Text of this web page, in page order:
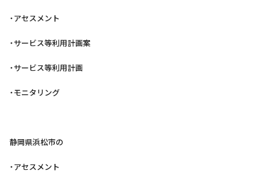
・アセスメント
・サービス等利用計画案
・サービス等利用計画
・モニタリング
静岡県浜松市の
・アセスメント